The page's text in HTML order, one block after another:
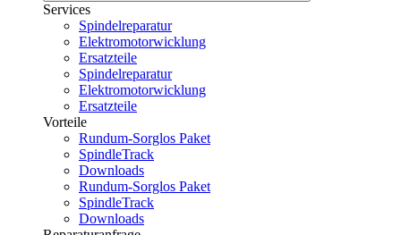
Services
Spindelreparatur
Elektromotorwicklung
Ersatzteile
Spindelreparatur
Elektromotorwicklung
Ersatzteile
Vorteile
Rundum-Sorglos Paket
SpindleTrack
Downloads
Rundum-Sorglos Paket
SpindleTrack
Downloads